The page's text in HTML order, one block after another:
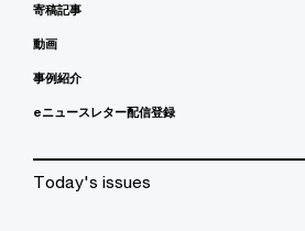
寄稿記事
動画
事例紹介
eニュースレター配信登録
Today's issues